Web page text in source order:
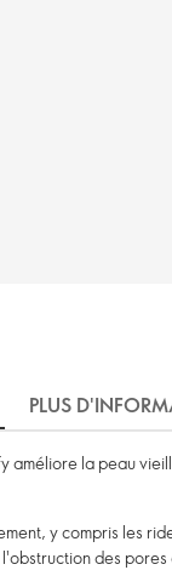
PLUS
améliore la peau
y compris les
des